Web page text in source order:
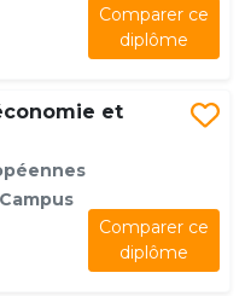
Comparer ce
diplôme
et
Comparer ce
diplôme